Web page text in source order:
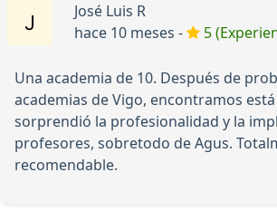
José Luis R
hace 10 meses -
5
Una academia de 10. Después de
academias de Vigo, encontramos
sorprendió la profesionalidad y la
profesores, sobretodo de Agus.
recomendable.